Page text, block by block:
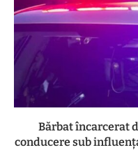
Bărbat încarcerat
conducere sub